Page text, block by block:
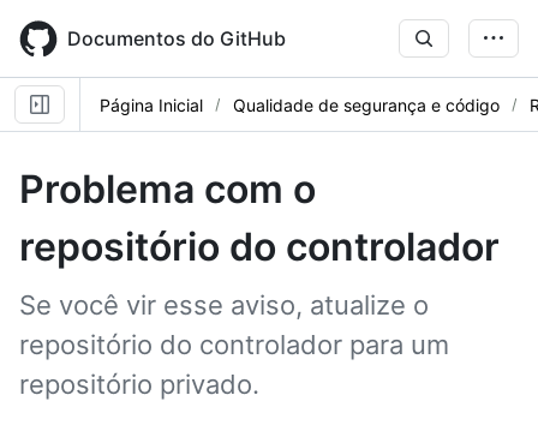
main
content
Documentos do GitHub
Página Inicial Qualidade de segurança e código
Problema com o
repositório do controlador
Se você vir esse aviso, atualize o
repositório do controlador para um
repositório privado.